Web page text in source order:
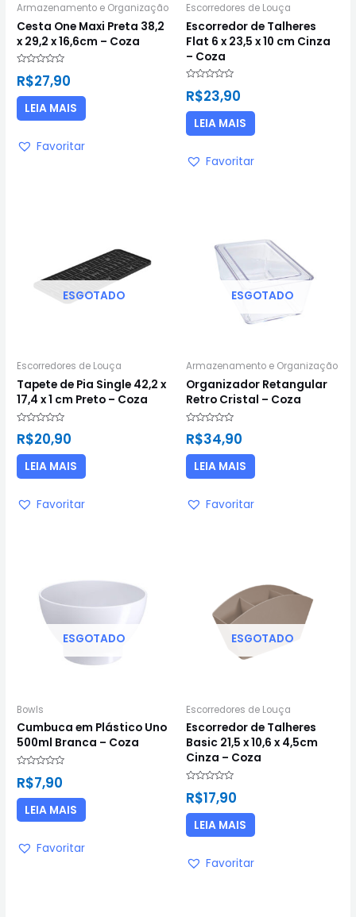
Armazenamento e Organização
Cesta One Maxi Preta 38,2
x 29,2 x 16,6cm – Coza
0
5
R$27,90
LEIA MAIS
Favoritar
Escorredores de Louça
Escorredor de Talheres
Flat 6 x 23,5 x 10 cm Cinza
– Coza
0
5
R$23,90
LEIA MAIS
Favoritar
ESGOTADO
Escorredores de Louça
Tapete de Pia Single 42,2 x
17,4 x 1 cm Preto – Coza
0
5
R$20,90
LEIA MAIS
Favoritar
ESGOTADO
Armazenamento e Organização
Organizador Retangular
Retro Cristal – Coza
0
5
R$34,90
LEIA MAIS
Favoritar
ESGOTADO
Bowls
Cumbuca em Plástico Uno
500ml Branca – Coza
0
5
R$7,90
LEIA MAIS
Favoritar
ESGOTADO
Escorredores de Louça
Escorredor de Talheres
Basic 21,5 x 10,6 x 4,5cm
Cinza – Coza
0
5
R$17,90
LEIA MAIS
Favoritar